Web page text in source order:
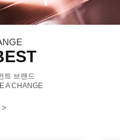
트 브랜드
A CHANGE
>